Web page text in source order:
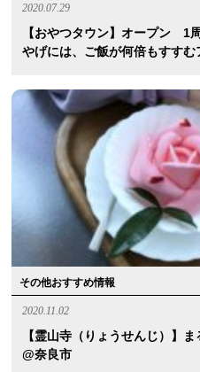
2020.07.29
【おやつタウン】オープン 1
やげには、ご飯が何倍もすす
その他おすすめ情報
2020.11.02
【霊山寺（りょうせんじ）】
@奈良市